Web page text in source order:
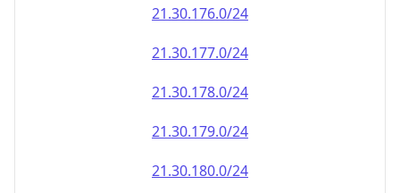
21.30.176.0/24
21.30.177.0/24
21.30.178.0/24
21.30.179.0/24
21.30.180.0/24